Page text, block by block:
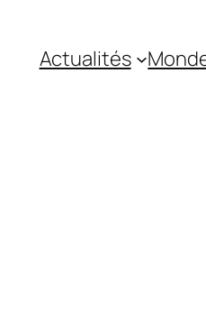
Actualités